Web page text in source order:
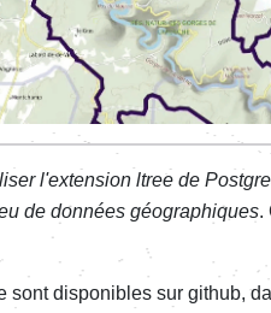
l'extension ltree de
de données géographiques.
sont disponibles sur github,